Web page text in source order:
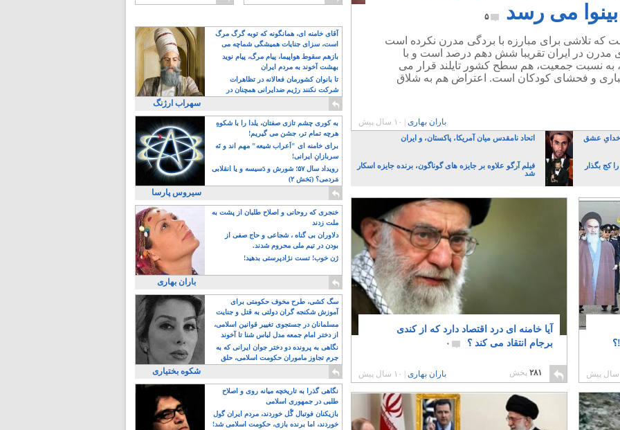
می رسد
۵
که تلاشی برای مبارزه با بردگی مدرن نکرده است
مدرن در ایران تقریبا شش دهم درصد است و با
و ۳۰۰ برده مدرن، به نسبت جمعیت، هم سطح کشور تایلند قرار می
اجباری و فحشای کودکان است. اعتراض هم به شلاق
باران بهاری ۱۰ سال پیش
خدایِ عشق
اتحاد نامقدس میان آمریکا، پاکستان، و ایران
کج بگذار
فیلم آرگو علاوه بر جایزه های گوناگون، برنده جایزه اسکار
شد
آیا خامنه ای درد اقتصاد دارد که از کندی
برجام انتقاد می کند ؟
۰
۲۸۱پخش باران بهاری ۱۰ سال پیش
آقای خامنه ای، همانگونه که توبه گرگ مرگ
است، سزای جنایات همیشگی شماچه می
تواند باشد؟!
بازهم سقوط هواپیما، پیام مرگ، پیام نوید
بهشت آخوند به مردم ایران
تا بانوان کشورمان فعالانه در تظاهرات
شرکت نکنند رژیم ضدایرانی همچنان در
قدرت باقی خواهدماند
سهراب ارژنگ
به کوری چشم تازی صفتان، یلدا را با شکوهِ
هرچه تمام تر، جشن می گیریم!
برای خامنه ای "اَعراب شیعه" مهم اند و نَه
سربازانِ ایرانی!
رویداد سال ۵۷؛ شورش و دَسیسه و یا انقلابی
مَردمی؟ (بَخش ۲)
سیروس پارسا
خنجری که روحانی و اصلاح طلبان از پشت به
ملت زدند
دلاوران بی گناه ، شجاعی و حاج صفی از
بودن در تیم ملی محروم شدند.
ژن خوب! تست نژادپرستی بدهید!
باران بهاری
سگ کشی، طرح مخوف حکومتی برای
آموزش شکنجه گران دولتی به قتل و جنایت
بیشتر
مسلمانان در جستجوی تغییر قوانین اسلامی،
از دختر امام جمعه مدل لباس شنا تا آخوند
مسلمان همجنسگرا!
نگاهی به پرونده دو دختر جوان ایرانی که به
جرم تجاوز ماموران حکومت اسلامی، حلق
آویز شدند!
شکوه بختیاری
نگاهی گذرا به تاریخچه میانه روی و اصلاح
طلبی در جمهوری اسلامی
بازیکنان فوتبال گًل خوردند، مردم ایران گول
خوردند، اما برنده بازی، حکومت اسلامی شد!